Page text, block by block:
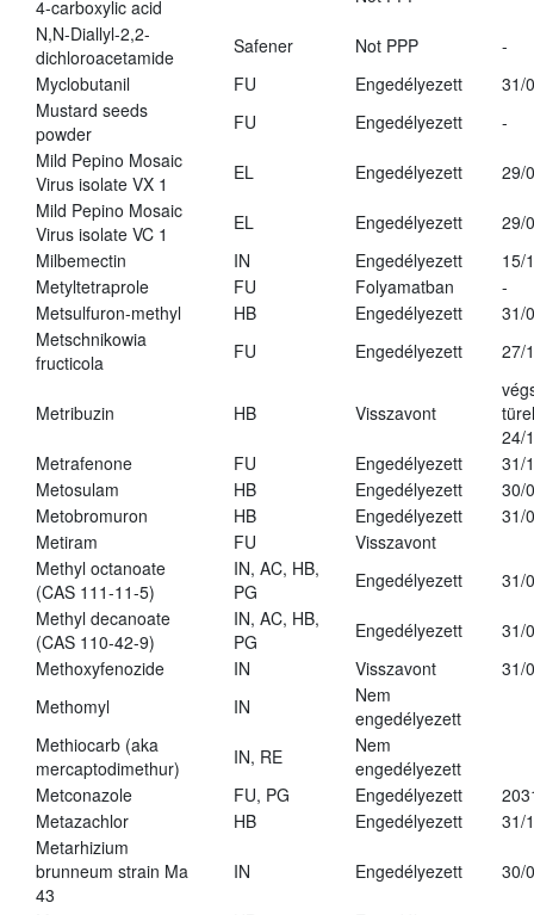
4-carboxylic acid
N,N-Diallyl-2,2-
dichloroacetamide
Safener Not PPP
-
Myclobutanil
FU Engedélyezett
31/
Mustard seeds
powder
FU Engedélyezett
-
Mild Pepino Mosaic
Virus isolate VX 1
EL Engedélyezett
29/
Mild Pepino Mosaic
Virus isolate VC 1
EL Engedélyezett
29/
Milbemectin
IN Engedélyezett
15/
Metyltetraprole
FU Folyamatban
-
Metsulfuron-methyl
HB Engedélyezett
31/
Metschnikowia
fructicola
FU Engedélyezett 27/
Metribuzin HB Visszavont
24/
Metrafenone
FU Engedélyezett
31/
Metosulam
HB Engedélyezett
30/
Metobromuron
HB Engedélyezett
31/
Metiram
FU
Visszavont
Methyl octanoate
(CAS 111-11-5)
IN, AC, HB,
PG
Engedélyezett
31/
Methyl decanoate
(CAS 110-42-9)
IN, AC, HB,
PG
Engedélyezett
31/
Methoxyfenozide
IN Visszavont
31/
Methomyl
IN
Nem
engedélyezett
Methiocarb (aka
mercaptodimethur)
IN, RE
Nem
engedélyezett
Metconazole
FU, PG Engedélyezett
Metazachlor
HB Engedélyezett
31/
Metarhizium
brunneum strain Ma
43
IN Engedélyezett 30/